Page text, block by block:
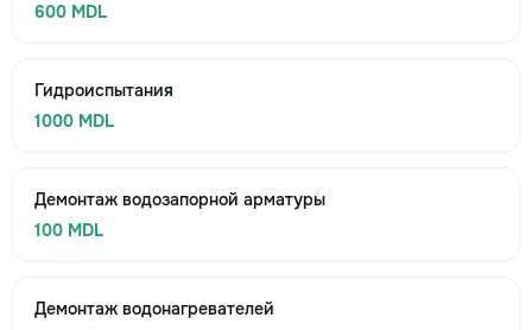
600 MDL
Гидроиспытания
1000 MDL
Демонтаж водозапорной арматуры
100 MDL
Демонтаж водонагревателей